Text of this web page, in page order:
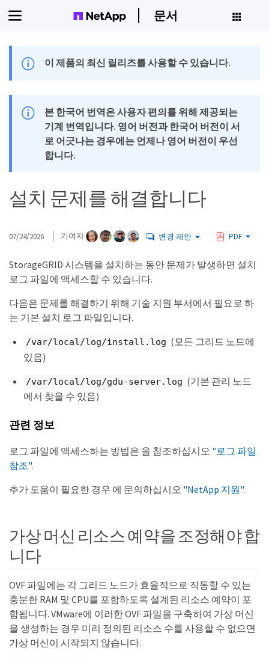
문서
이 제품의 최신 릴리즈를 사용할 수 있습니다.
본 한국어 번역은 사용자 편의를 위해 제공되는
기계 번역입니다. 영어 버전과 한국어 버전이 서
로 어긋나는 경우에는 언제나 영어 버전이 우선
합니다.
설치 문제를 해결합니다
07/24/2026 기여자 변경 제안 PDF
StorageGRID 시스템을 설치하는 동안 문제가 발생하면 설치
로그 파일에 액세스할 수 있습니다.
다음은 문제를 해결하기 위해 기술 지원 부서에서 필요로 하
는 기본 설치 로그 파일입니다.
/var/local/log/install.log (모든 그리드 노드에
있음)
/var/local/log/gdu-server.log (기본 관리 노드
에서 찾을 수 있음)
관련 정보
로그 파일에 액세스하는 방법은 을 참조하십시오 "로그 파일
참조".
추가 도움이 필요한 경우 에 문의하십시오 "NetApp 지원".
가상 머신 리소스 예약을 조정해야 합
니다
OVF 파일에는 각 그리드 노드가 효율적으로 작동할 수 있는
충분한 RAM 및 CPU를 포함하도록 설계된 리소스 예약이 포
함됩니다. VMware에 이러한 OVF 파일을 구축하여 가상 머신
을 생성하는 경우 미리 정의된 리소스 수를 사용할 수 없으면
가상 머신이 시작되지 않습니다.